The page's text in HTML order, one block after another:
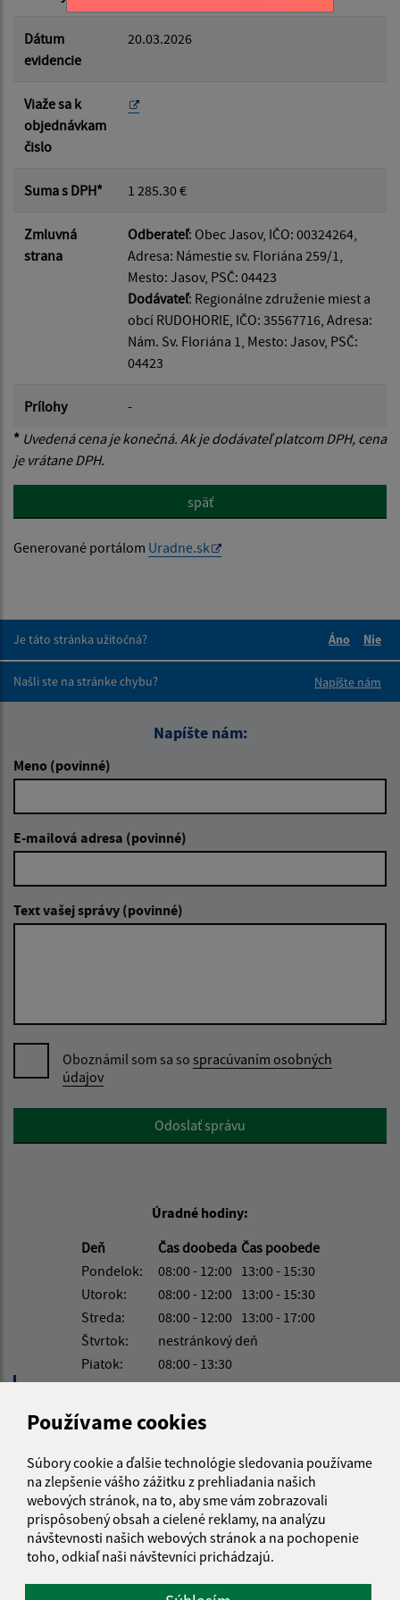
Používame cookies
Súbory cookie a ďalšie technológie sledovania používame
na zlepšenie vášho zážitku z prehliadania našich
webových stránok, na to, aby sme vám zobrazovali
prispôsobený obsah a cielené reklamy, na analýzu
návštevnosti našich webových stránok a na pochopenie
toho, odkiaľ naši návštevníci prichádzajú.
Dátum
evidencie
20.03.2026
Viaže sa k
objednávkam
čislo
Suma s DPH* 1 285.30 €
Zmluvná
strana
Odberateľ: Obec Jasov, IČO: 00324264,
Adresa: Námestie sv. Floriána 259/1,
Mesto: Jasov, PSČ: 04423
Dodávateľ: Regionálne združenie miest a
obcí RUDOHORIE, IČO: 35567716, Adresa:
Nám. Sv. Floriána 1, Mesto: Jasov, PSČ:
04423
Prílohy
-
* Uvedená cena je konečná. Ak je dodávateľ platcom DPH, cena
je vrátane DPH.
späť
Generované portálom Uradne.sk
Je táto stránka užitočná?
Áno
Nie
Našli ste na stránke chybu?
Napíšte nám
Napíšte nám:
Meno (povinné)
E-mailová adresa (povinné)
Text vašej správy (povinné)
Oboznámil som sa so spracúvaním osobných
údajov
Google reCaptcha ResponseOdoslať správu
Úradné hodiny:
Deň
Čas doobeda Čas poobede
Pondelok:
08:00 - 12:00 13:00 - 15:30
Utorok:
08:00 - 12:00 13:00 - 15:30
Streda:
08:00 - 12:00 13:00 - 17:00
Štvrtok:
nestránkový deň
Piatok:
08:00 - 13:30
Kontakt:
Obecný úrad Jasov
Námestie sv. Floriána 259/1
044 23 Jasov
info@jasov.sk
+421 948 981 666